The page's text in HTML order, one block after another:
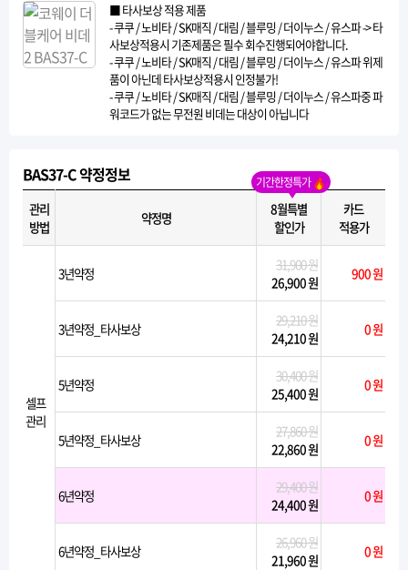
■ 타사보상 적용 제품
- 쿠쿠 / 노비타 / SK매직 / 대림 / 블루밍 / 더이누스 / 유스파 -> 타
사보상적용시 기존제품은 필수 회수진행되어야합니다.
- 쿠쿠 / 노비타 / SK매직 / 대림 / 블루밍 / 더이누스 / 유스파 위제
품이 아닌데 타사보상적용시 인정불가!
- 쿠쿠 / 노비타 / SK매직 / 대림 / 블루밍 / 더이누스 / 유스파중 파
워코드가 없는 무전원 비데는 대상이 아닙니다
BAS37-C 약정정보 기간한정특가
관리
방법
약정명
8월특별
할인가
카드
적용가
셀프
관리
3년약정
31,900 원
26,900 원
900 원
3년약정_타사보상
29,210 원
24,210 원
0 원
5년약정
30,400 원
25,400 원
0 원
5년약정_타사보상
27,860 원
22,860 원
0 원
6년약정
29,400 원
24,400 원
0 원
6년약정_타사보상
26,960 원
21,960 원
0 원